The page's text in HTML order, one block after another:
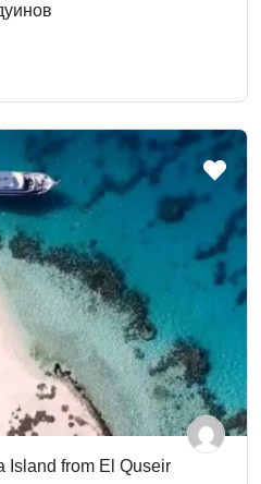
Island from El Quseir